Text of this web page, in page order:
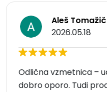
Aleš Tomažič
2026.05.18
Odlična vzmetnica –
dobro oporo. Tudi